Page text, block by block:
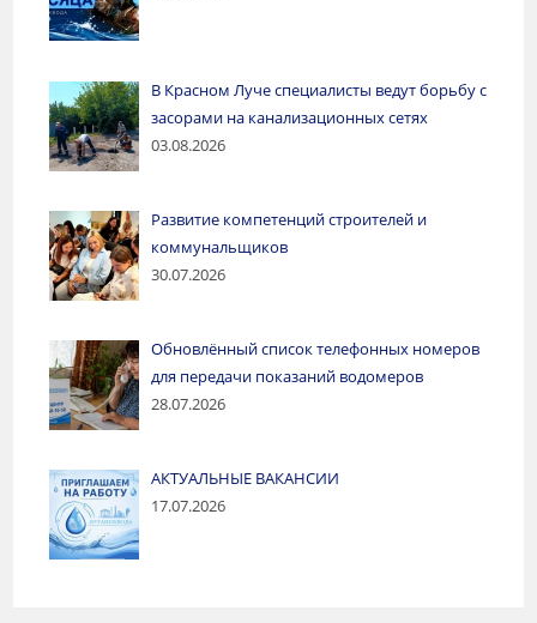
В Красном Луче специалисты ведут борьбу с
засорами на канализационных сетях
03.08.2026
Развитие компетенций строителей и
коммунальщиков
30.07.2026
Обновлённый список телефонных номеров
для передачи показаний водомеров
28.07.2026
АКТУАЛЬНЫЕ ВАКАНСИИ
17.07.2026